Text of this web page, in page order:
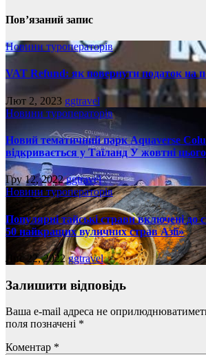
Пов’язаний запис
Новини туроператорів
VAT Refund: як повернути податок на
Лют 2, 2023 ggtravel
Новини туроператорів
Новий тематичний парк Aquaverse
відкривається у Таїланд У жовтні
Гру 12, 2022ggtravel
Новини туроператорів
Популярні тайські страви включені до
50 найкращих вуличних страв Азії»
Лис 22, 2022ggtravel
Залишити відповідь
Ваша e-mail адреса не
поля позначені *
Коментар *